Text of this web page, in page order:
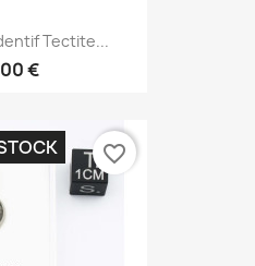
Tectite...
€
favorite_border